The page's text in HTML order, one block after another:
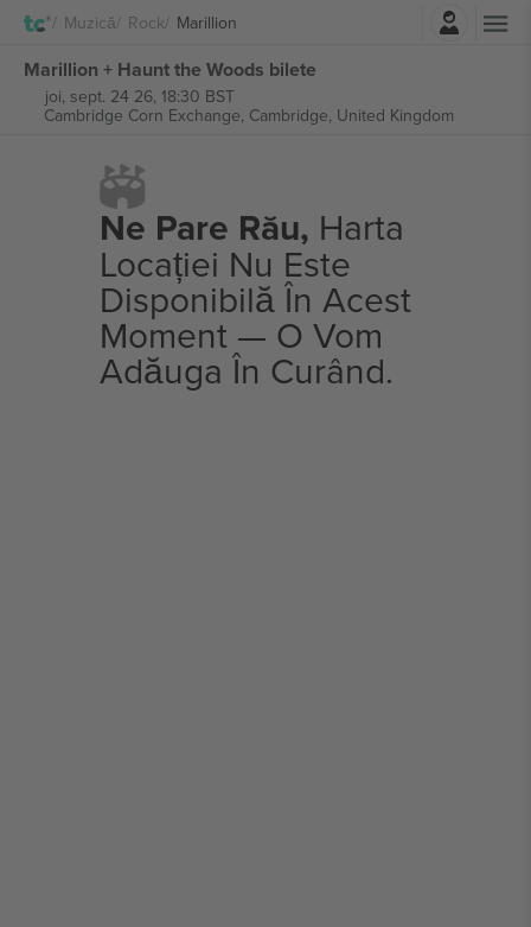
Muzică Rock Marillion
Marillion + Haunt the Woods bilete
joi, sept. 24 26, 18:30 BST
Cambridge Corn Exchange, Cambridge, United Kingdom
Ne Pare Rău, Harta
Locației Nu Este
Disponibilă În Acest
Moment — O Vom
Adăuga În Curând.